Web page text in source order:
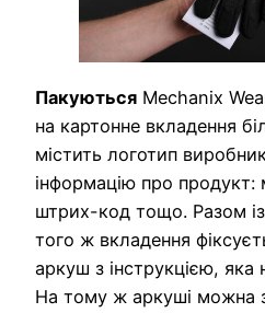
Пакуються Mechanix
на картонне вкладення
містить логотип
інформацію про продукт:
штрих-код тощо. Разом
того ж вкладення
аркуш з інструкцією,
На тому ж аркуші можна